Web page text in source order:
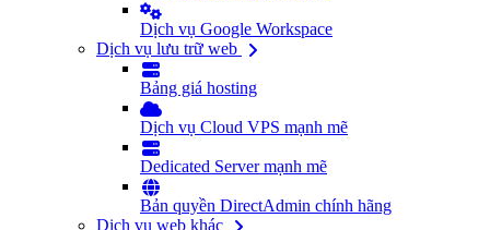
Dịch vụ Google Workspace
Dịch vụ lưu trữ web
Bảng giá hosting
Dịch vụ Cloud VPS mạnh mẽ
Dedicated Server mạnh mẽ
Bản quyền DirectAdmin chính hãng
Dịch vụ web khác